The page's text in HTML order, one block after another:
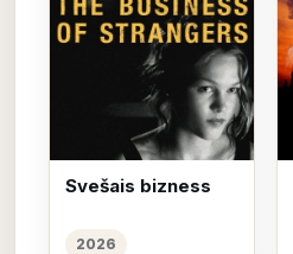
Svešais bizness
2026